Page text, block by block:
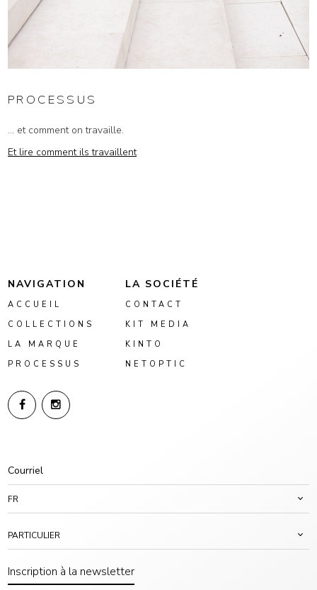
PROCESSUS
... et comment on travaille.
Et lire comment ils travaillent
NAVIGATION
ACCUEIL
COLLECTIONS
LA MARQUE
PROCESSUS
LA SOCIÉTÉ
CONTACT
KIT MEDIA
KINTO
NETOPTIC
FR
PARTICULIER
Inscription à la newsletter